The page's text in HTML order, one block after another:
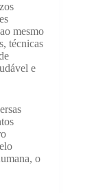
mesmo
técnicas
e
o